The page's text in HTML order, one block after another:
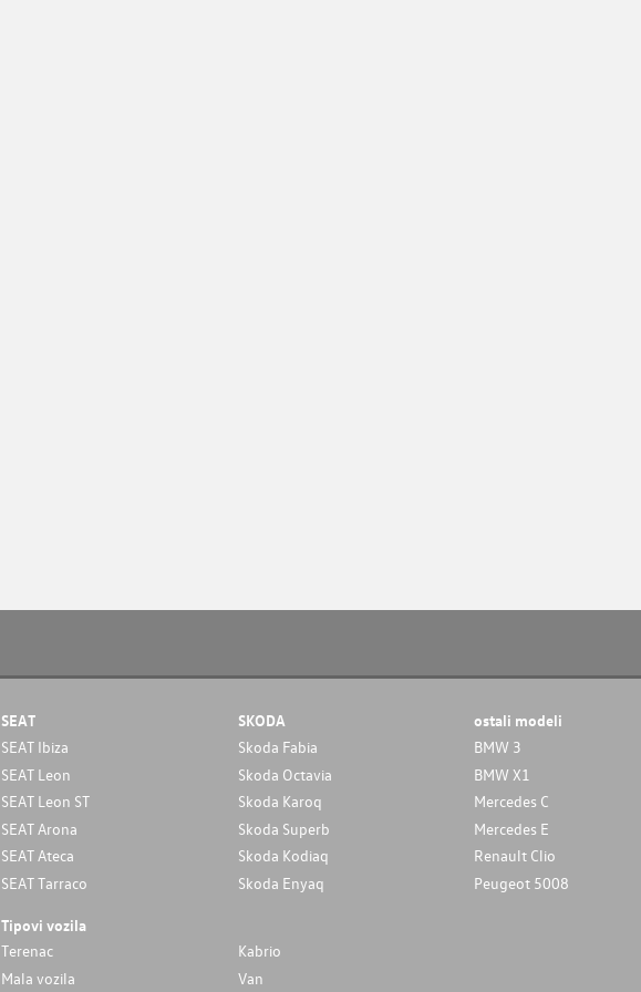
SEAT
SEAT Ibiza
SEAT Leon
SEAT Leon ST
SEAT Arona
SEAT Ateca
SEAT Tarraco
SKODA
Skoda Fabia
Skoda Octavia
Skoda Karoq
Skoda Superb
Skoda Kodiaq
Skoda Enyaq
ostali modeli
BMW 3
BMW X1
Mercedes C
Mercedes E
Renault Clio
Peugeot 5008
Tipovi vozila
Terenac
Kabrio
Mala vozila
Van